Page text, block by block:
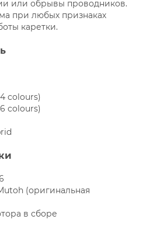
или обрывы проводников.
при любых признаках
каретки.
colours)
colours)
(оригинальная
в сборе